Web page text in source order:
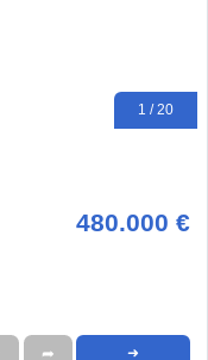
1 / 20
480.000 €
➦ ➜